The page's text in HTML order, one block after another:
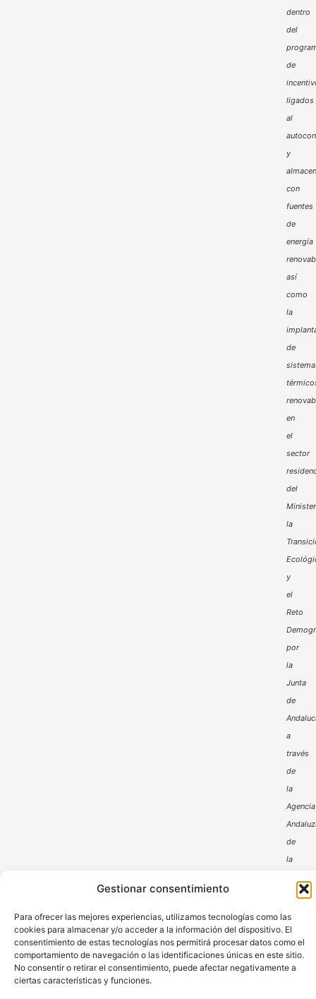
Gestionar consentimiento
Para ofrecer las mejores experiencias, utilizamos tecnologías como las
cookies para almacenar y/o acceder a la información del dispositivo. El
consentimiento de estas tecnologías nos permitirá procesar datos como el
comportamiento de navegación o las identificaciones únicas en este sitio.
No consentir o retirar el consentimiento, puede afectar negativamente a
ciertas características y funciones.
dentro
del
de
ligados
al
y
con
fuentes
de
energía
así
como
la
de
en
el
sector
del
la
y
el
Reto
por
la
Junta
de
a
través
de
la
Agencia
de
la
Aviso Legal Política de Privacidad